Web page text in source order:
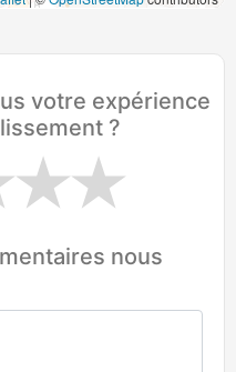
votre expérience
?
nous